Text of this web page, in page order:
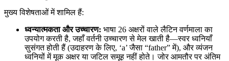
मुख्य विशेषताओं में शामिल हैं:
ध्वन्यात्मकता और उच्चारण: भाषा 26 अक्षरों वाले लैटिन वर्णमाला का
उपयोग करती है, जहाँ वर्तनी उच्चारण से मेल खाती है—स्वर ध्वनियाँ
सुसंगत होती हैं (उदाहरण के लिए, ‘a’ जैसा “father” में), और व्यंजन
ध्वनियों में मूक अक्षर या जटिल समूह नहीं होते। जोर आमतौर पर अंतिम